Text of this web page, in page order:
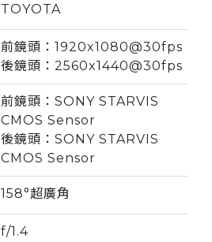
TOYOTA
前鏡頭：1920x1080@30fps
後鏡頭：2560x1440@30fps
前鏡頭：SONY STARVIS
CMOS Sensor
後鏡頭：SONY STARVIS
CMOS Sensor
158°超廣角
f/1.4